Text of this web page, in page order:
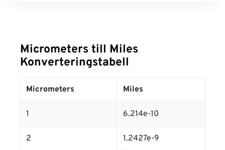
Micrometers till Miles
Konverteringstabell
Micrometers Miles
1 6.214e-10
2 1.2427e-9